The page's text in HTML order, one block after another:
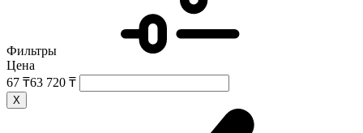
Фильтры
Цена
67 ₸63 720 ₸
X